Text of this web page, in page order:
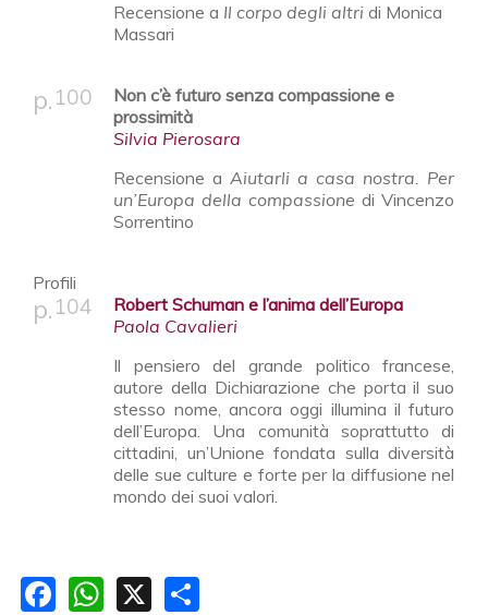
Recensione a Il corpo degli altridi Monica
Massari
100
Non c’è futuro senza compassione e
prossimità
Silvia Pierosara
Recensione aAiutarli a casa nostra. Per
un’Europa della compassione di Vincenzo
Sorrentino
Profili
104
Robert Schuman e l’anima dell’Europa
Paola Cavalieri
Il pensiero del grande politico francese,
autore della Dichiarazione che porta il suo
stesso nome, ancora oggi illumina il futuro
dell’Europa. Una comunità soprattutto di
cittadini, un’Unione fondata sulla diversità
delle sue culture e forte per la diffusione nel
mondo dei suoi valori.
Facebook
WhatsApp
X